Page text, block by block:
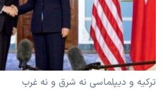
فرهنگ و زندگی
حقوق شهروندی
اقتصادی
مستندها
انتخابات ریاست جمهوری آمریکا ۲۰۲۴
حمله جمهوری اسلامی به اسرائیل
دنبال کنید
زبانهای مختلف
ترکیه و دیپلماسی نه شرق و نه غرب